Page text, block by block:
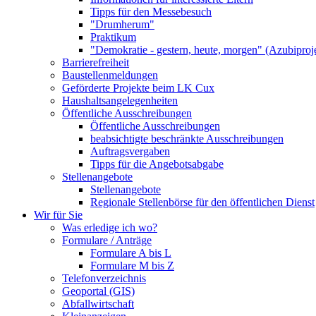
Tipps für den Messebesuch
"Drumherum"
Praktikum
"Demokratie - gestern, heute, morgen"
Barrierefreiheit
Baustellenmeldungen
Geförderte Projekte beim LK Cux
Haushaltsangelegenheiten
Öffentliche Ausschreibungen
Öffentliche Ausschreibungen
beabsichtigte beschränkte Ausschreibungen
Auftragsvergaben
Tipps für die Angebotsabgabe
Stellenangebote
Stellenangebote
Regionale Stellenbörse für den öffentlichen Dienst
Wir für Sie
Was erledige ich wo?
Formulare / Anträge
Formulare A bis L
Formulare M bis Z
Telefonverzeichnis
Geoportal (GIS)
Abfallwirtschaft